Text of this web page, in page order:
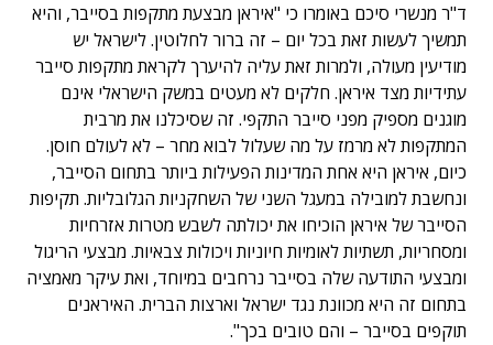
ד"ר מנשרי סיכם באומרו כי "איראן מבצעת מתקפות בסייבר, והיא
תמשיך לעשות זאת בכל יום – זה ברור לחלוטין. לישראל יש
מודיעין מעולה, ולמרות זאת עליה להיערך לקראת מתקפות סייבר
עתידיות מצד איראן. חלקים לא מעטים במשק הישראלי אינם
מוגנים מספיק מפני סייבר התקפי. זה שסיכלנו את מרבית
המתקפות לא מרמז על מה שעלול לבוא מחר – לא לעולם חוסן.
כיום, איראן היא אחת המדינות הפעילות ביותר בתחום הסייבר,
ונחשבת למובילה במעגל השני של השחקניות הגלובליות. תקיפות
הסייבר של איראן הוכיחו את יכולתה לשבש מטרות אזרחיות
ומסחריות, תשתיות לאומיות חיוניות ויכולות צבאיות. מבצעי הריגול
ומבצעי התודעה שלה בסייבר נרחבים במיוחד, ואת עיקר מאמציה
בתחום זה היא מכוונת נגד ישראל וארצות הברית. האיראנים
תוקפים בסייבר – והם טובים בכך".